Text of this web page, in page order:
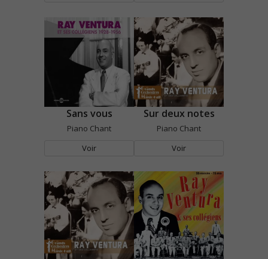
Sans vous
Piano Chant
Voir
Sur deux notes
Piano Chant
Voir